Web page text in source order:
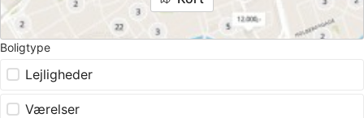
Boligtype
Lejligheder
Værelser